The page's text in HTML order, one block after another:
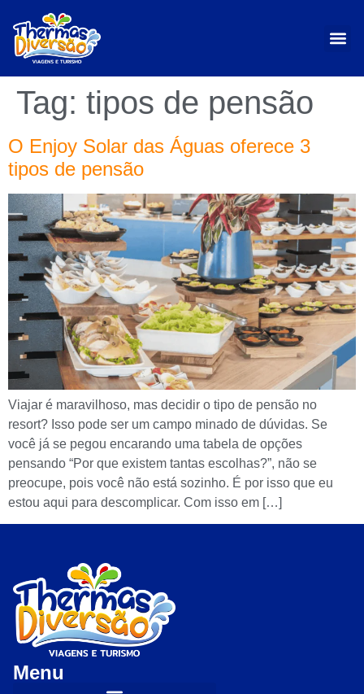
Tag: tipos de pensão
O Enjoy Solar das Águas oferece 3
tipos de pensão
Viajar é maravilhoso, mas decidir o tipo de pensão no
resort? Isso pode ser um campo minado de dúvidas. Se
você já se pegou encarando uma tabela de opções
pensando “Por que existem tantas escolhas?”, não se
preocupe, pois você não está sozinho. É por isso que eu
estou aqui para descomplicar. Com isso em […]
Menu